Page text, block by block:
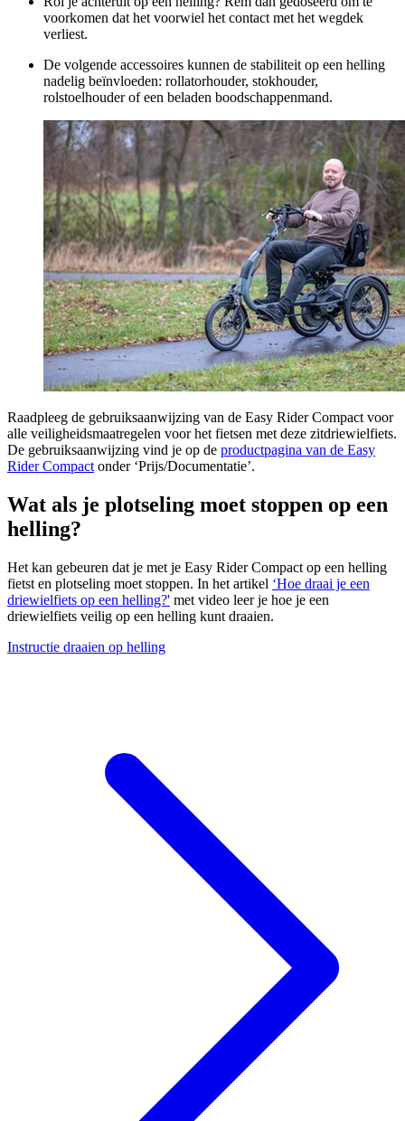
voorkomen dat het voorwiel het contact met het wegdek
verliest.
De volgende accessoires kunnen de stabiliteit op een helling
nadelig beïnvloeden: rollatorhouder, stokhouder,
rolstoelhouder of een beladen boodschappenmand.
Raadpleeg de gebruiksaanwijzing van de Easy Rider Compact voor
alle veiligheidsmaatregelen voor het fietsen met deze zitdriewielfiets.
De gebruiksaanwijzing vind je op de productpagina van de Easy
Rider Compact onder ‘Prijs/Documentatie’.
Wat als je plotseling moet stoppen op een
helling?
Het kan gebeuren dat je met je Easy Rider Compact op een helling
fietst en plotseling moet stoppen. In het artikel ‘Hoe draai je een
driewielfiets op een helling?' met video leer je hoe je een
driewielfiets veilig op een helling kunt draaien.
Instructie draaien op helling